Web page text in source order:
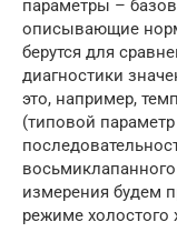
параметры –
описывающие
берутся для
диагностики
это, например,
(типовой
измерения будем
режиме холостого